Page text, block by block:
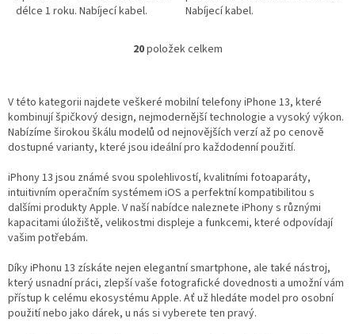
délce 1 roku. Nabíjecí kabel.
Nabíjecí kabel.
O
á
d
a
c
p
r
v
k
ý
p
i
s
20položek celkem
V této kategorii najdete veškeré mobilní telefony iPhone 13, které
kombinují špičkový design, nejmodernější technologie a vysoký výkon.
Nabízíme širokou škálu modelů od nejnovějších verzí až po cenově
dostupné varianty, které jsou ideální pro každodenní použití.
iPhony 13 jsou známé svou spolehlivostí, kvalitními fotoaparáty,
intuitivním operačním systémem iOS a perfektní kompatibilitou s
dalšími produkty Apple. V naší nabídce naleznete iPhony s různými
kapacitami úložiště, velikostmi displeje a funkcemi, které odpovídají
vašim potřebám.
Díky iPhonu 13 získáte nejen elegantní smartphone, ale také nástroj,
který usnadní práci, zlepší vaše fotografické dovednosti a umožní vám
přístup k celému ekosystému Apple. Ať už hledáte model pro osobní
použití nebo jako dárek, u nás si vyberete ten pravý.